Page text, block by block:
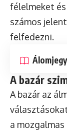
félelmeket
számos
felfedezni.
A bazár
A bazár az
a